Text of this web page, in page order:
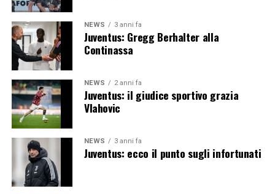
NEWS 3 anni fa
Juventus: Gregg Berhalter alla
Continassa
NEWS 2 anni fa
Juventus: il giudice sportivo grazia
Vlahovic
NEWS 3 anni fa
Juventus: ecco il punto sugli infortunati